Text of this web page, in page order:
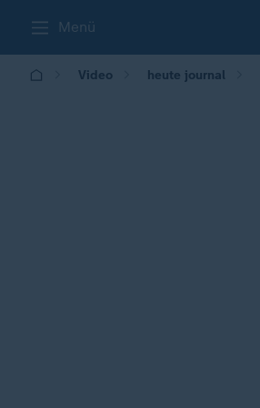
Menü
Video heute journal